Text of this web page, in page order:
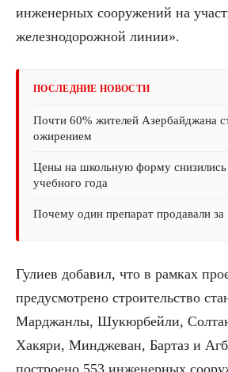
инженерных сооружений на
железнодорожной линии».
ПОСЛЕДНИЕ НОВОСТИ
Почти 60% жителей Азербайджана
ожирением
Цены на школьную форму снизились
учебного года
Почему один препарат продавали
Гулиев добавил, что в рамках
предусмотрено строительство
Марджанлы, Шукюрбейли,
Хакяри, Минджеван, Бартаз и
построено 553 инженерных